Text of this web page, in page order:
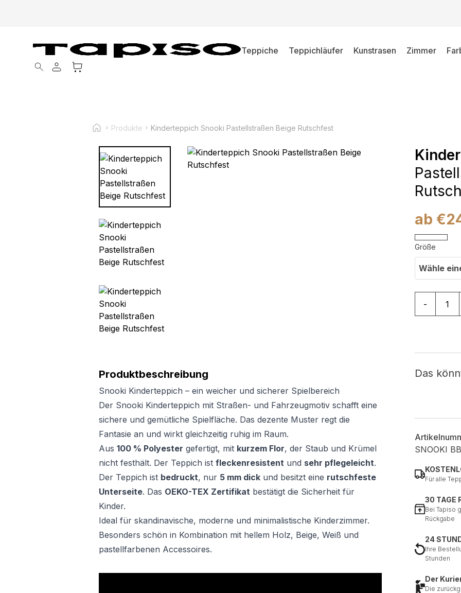
Teppiche Teppichläufer Kunstrasen Zimmer
Products search
Produkte Kinderteppich Snooki Pastellstraßen Beige Rutschfest
Produktbeschreibung
Snooki Kinderteppich – ein weicher und sicherer Spielbereich
Der Snooki Kinderteppich mit Straßen- und Fahrzeugmotiv schafft eine
sichere und gemütliche Spielfläche. Das dezente Muster regt die
Fantasie an und wirkt gleichzeitig ruhig im Raum.
Aus 100 % Polyester gefertigt, mit kurzem Flor, der Staub und Krümel
nicht festhält. Der Teppich ist fleckenresistent und sehr pflegeleicht.
Der Teppich ist bedruckt, nur 5 mm dick und besitzt eine rutschfeste
Unterseite. Das OEKO-TEX Zertifikat bestätigt die Sicherheit für
Kinder.
Ideal für skandinavische, moderne und minimalistische Kinderzimmer.
Besonders schön in Kombination mit hellem Holz, Beige, Weiß und
pastellfarbenen Accessoires.
ab €
Größe
Wähle
-
Das
SNOOKI
Für alle
30 TAGE
Bei Tapiso
Rückgabe
24
Ihre
Stunden
Der
Die